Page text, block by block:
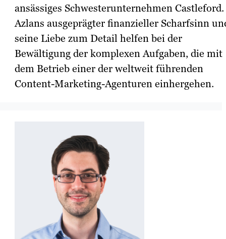
ansässiges Schwesterunternehmen Castleford.
Azlans ausgeprägter finanzieller Scharfsinn
seine Liebe zum Detail helfen bei der
Bewältigung der komplexen Aufgaben, die mit
dem Betrieb einer der weltweit führenden
Content-Marketing-Agenturen einhergehen.